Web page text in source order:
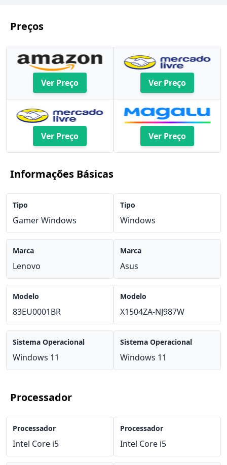
Preços
Ver Preço
Ver Preço
Ver Preço
Ver Preço
Informações Básicas
Tipo
Gamer Windows
Marca
Lenovo
Modelo
83EU0001BR
Sistema Operacional
Windows 11
Tipo
Windows
Marca
Asus
Modelo
X1504ZA-NJ987W
Sistema Operacional
Windows 11
Processador
Processador
Intel Core i5
Processador
Intel Core i5